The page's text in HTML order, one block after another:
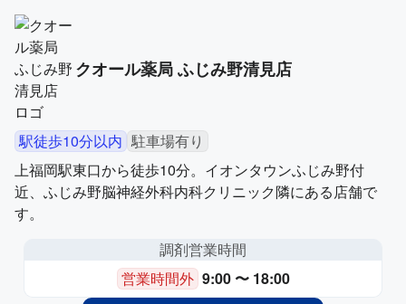
クオール薬局 ふじみ野清見店
駅徒歩10分以内 駐車場有り
上福岡駅東口から徒歩10分。イオンタウンふじみ野付
近、ふじみ野脳神経外科内科クリニック隣にある店舗で
す。
調剤営業時間
営業時間外 9:00 〜 18:00